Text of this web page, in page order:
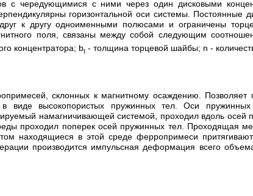
с чередующимися с ними через один дисковыми
горизонтальной оси системы. Постоянные
к другу одноименными полюсами и ограничены
поля, связаны между собой следующим
концентратора; bt- толщина торцевой шайбы; n -
склонных к магнитному осаждению. Позволяет
в виде высокопористых пружинных тел. Оси
намагничивающей системой, проходил вдоль осей
проходил поперек осей пружинных тел. Проходящая
находящиеся в этой среде ферропримеси
производится импульсная деформация всего